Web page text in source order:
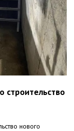
строительство
нового